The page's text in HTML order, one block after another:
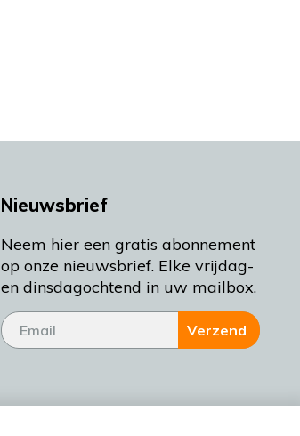
Nieuwsbrief
Neem hier een gratis abonnement
op onze nieuwsbrief. Elke vrijdag-
en dinsdagochtend in uw mailbox.
Verzend